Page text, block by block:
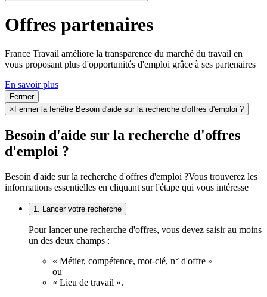
Offres partenaires
France Travail améliore la transparence du marché du travail en
vous proposant plus d'opportunités d'emploi grâce à ses partenaires
En savoir plus
Fermer
× Fermer la fenêtre Besoin d'aide sur la recherche d'offres d'emploi ?
Besoin d'aide sur la recherche d'offres
d'emploi ?
Besoin d'aide sur la recherche d'offres d'emploi ?Vous trouverez les
informations essentielles en cliquant sur l'étape qui vous intéresse
1. Lancer votre recherche
Pour lancer une recherche d'offres, vous devez saisir au moins
un des deux champs :
« Métier, compétence, mot-clé, n° d'offre »
ou
« Lieu de travail ».